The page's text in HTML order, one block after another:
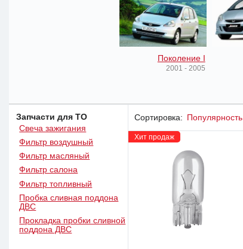
Поколение I
2001 - 2005
Запчасти для ТО
Свеча зажигания
Фильтр воздушный
Фильтр масляный
Фильтр салона
Фильтр топливный
Пробка сливная поддона
ДВС
Прокладка пробки сливной
поддона ДВС
Сортировка: Популярность
Хит продаж